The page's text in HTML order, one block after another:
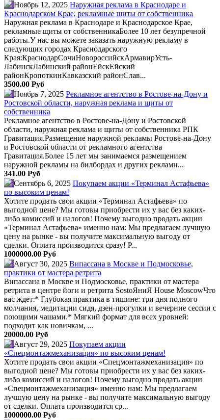
Ноябрь 12, 2025 Наружная реклама в Краснодаре и
Краснодарском Крае, рекламные щиты от собственника
Наружная реклама в Краснодаре и Краснодарское Крае,
рекламные щиты от собственникаБолее 10 лет безупречной
работы.У нас вы можете заказать наружную рекламу в
следующих городах Краснодарского
Края:КраснодарСочиНовороссийскАрмавирУсть-
ЛабинскЛабинский районЕйскЕйский
районКропоткинКавказский районСлав...
3500.00 Руб
Ноябрь 7, 2025 Рекламное агентство в Ростове-на-Дону и
Ростовской области, наружная реклама и щиты от
собственника
Рекламное агентство в Ростове-на-Дону и Ростовской
области, наружная реклама и щиты от собственника РПК
Гравитация.Размещение наружной рекламы Ростове-на-Дону
и Ростовской области от рекламного агентства
Гравитация.Более 15 лет мы занимаемся размещением
наружной рекламы на билбордах и других рекламн...
341.00 Руб
Сентябрь 6, 2025 Покупаем акции «Терминал Астафьева»
по высоким ценам!
Хотите продать свои акции «Терминал Астафьева» по
выгодной цене? Мы готовы приобрести их у вас без каких-
либо комиссий и налогов! Почему выгодно продать акции
«Терминал Астафьева» именно нам: Мы предлагаем лучшую
цену на рынке - вы получите максимальную выгоду от
сделки. Оплата производится сразу! Р...
1000000.00 Руб
Август 30, 2025 Випассана в Москве и Подмосковье,
практики от мастера ретрита
Випассана в Москве и Подмосковье, практики от мастера
ретрита в центре йоги и ретрита SostoЯниЯ House MoscowЧто
вас ждет:* Глубокая практика в тишине: три дня полного
молчания, медитации сидя, дзен-прогулки и вечерние сессии с
поющими чашами.​* Мягкий формат для всех уровней:
подходит как новичкам, ...
20000.00 Руб
Август 29, 2025 Покупаем акции
«Спецмонтажмеханизация» по высоким ценам!
Хотите продать свои акции «Спецмонтажмеханизация» по
выгодной цене? Мы готовы приобрести их у вас без каких-
либо комиссий и налогов! Почему выгодно продать акции
«Спецмонтажмеханизация» именно нам: Мы предлагаем
лучшую цену на рынке - вы получите максимальную выгоду
от сделки. Оплата производится ср...
1000000.00 Руб